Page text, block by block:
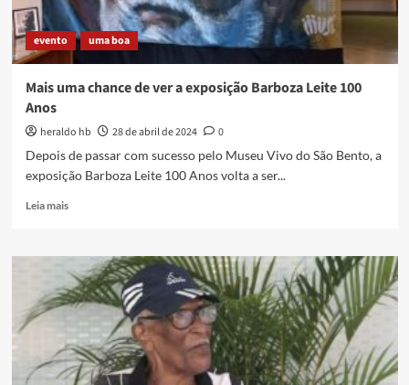
da
Vila
e
evento uma boa
Mais uma chance de ver a exposição Barboza Leite 100
Anos
heraldo hb 28 de abril de 2024
0
Depois de passar com sucesso pelo Museu Vivo do São Bento, a
exposição Barboza Leite 100 Anos volta a ser...
Leia maisRead
Mais
uma
chance
de
a
exposição
Barboza